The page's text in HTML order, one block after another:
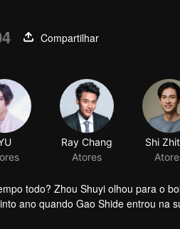
Compartilhar
Ray Chang
Atores
Shi
todo? Zhou Shuyi olhou para o
ano quando Gao Shide entrou na
dez mil anos" ... Finalmente, o